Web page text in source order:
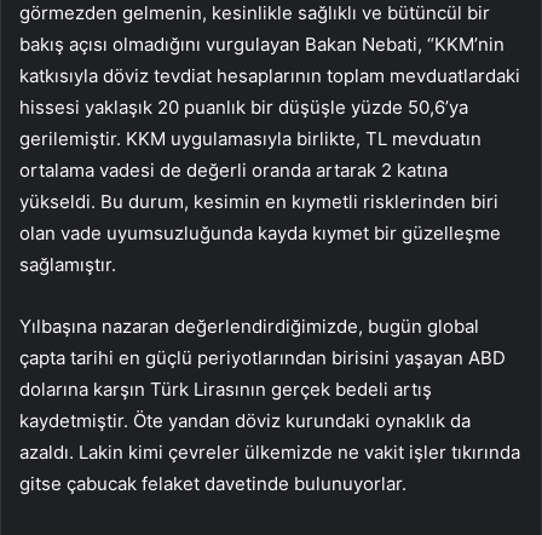
görmezden gelmenin, kesinlikle sağlıklı ve bütüncül bir
bakış açısı olmadığını vurgulayan Bakan Nebati, “KKM’nin
katkısıyla döviz tevdiat hesaplarının toplam mevduatlardaki
hissesi yaklaşık 20 puanlık bir düşüşle yüzde 50,6’ya
gerilemiştir. KKM uygulamasıyla birlikte, TL mevduatın
ortalama vadesi de değerli oranda artarak 2 katına
yükseldi. Bu durum, kesimin en kıymetli risklerinden biri
olan vade uyumsuzluğunda kayda kıymet bir güzelleşme
sağlamıştır.
Yılbaşına nazaran değerlendirdiğimizde, bugün global
çapta tarihi en güçlü periyotlarından birisini yaşayan ABD
dolarına karşın Türk Lirasının gerçek bedeli artış
kaydetmiştir. Öte yandan döviz kurundaki oynaklık da
azaldı. Lakin kimi çevreler ülkemizde ne vakit işler tıkırında
gitse çabucak felaket davetinde bulunuyorlar.